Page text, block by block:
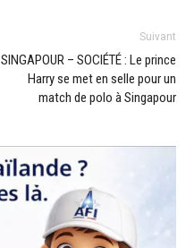
Suivant
SINGAPOUR – SOCIÉTÉ : Le prince
Harry se met en selle pour un
match de polo à Singapour